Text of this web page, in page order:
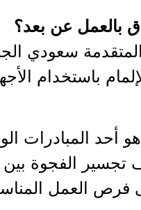
بالعمل عن بعد؟
أحد المبادرات
تجسير الفجوة
فرص العمل